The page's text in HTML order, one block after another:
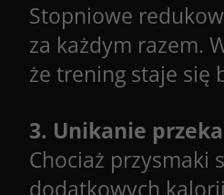
Stopniowe
za każdym razem.
że trening staje się
3. Unikanie
Chociaż przysmaki
dodatkowych